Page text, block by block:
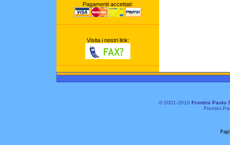
Pagamenti accettati:
Visita i nostri link:
© 2001-2010 Frontini Paolo
Frontini